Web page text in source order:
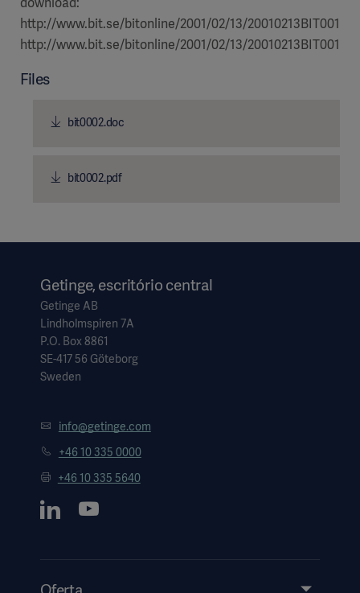
http://www.bit.se/bitonline/2001/02/13/
http://www.bit.se/bitonline/2001/02/13/
Files
bit0002.doc
bit0002.pdf
Getinge, escritório central
Getinge AB
Lindholmspiren 7A
P.O. Box 8861
SE-417 56 Göteborg
Sweden
info@getinge.com
+46 10 335 0000
+46 10 335 5640